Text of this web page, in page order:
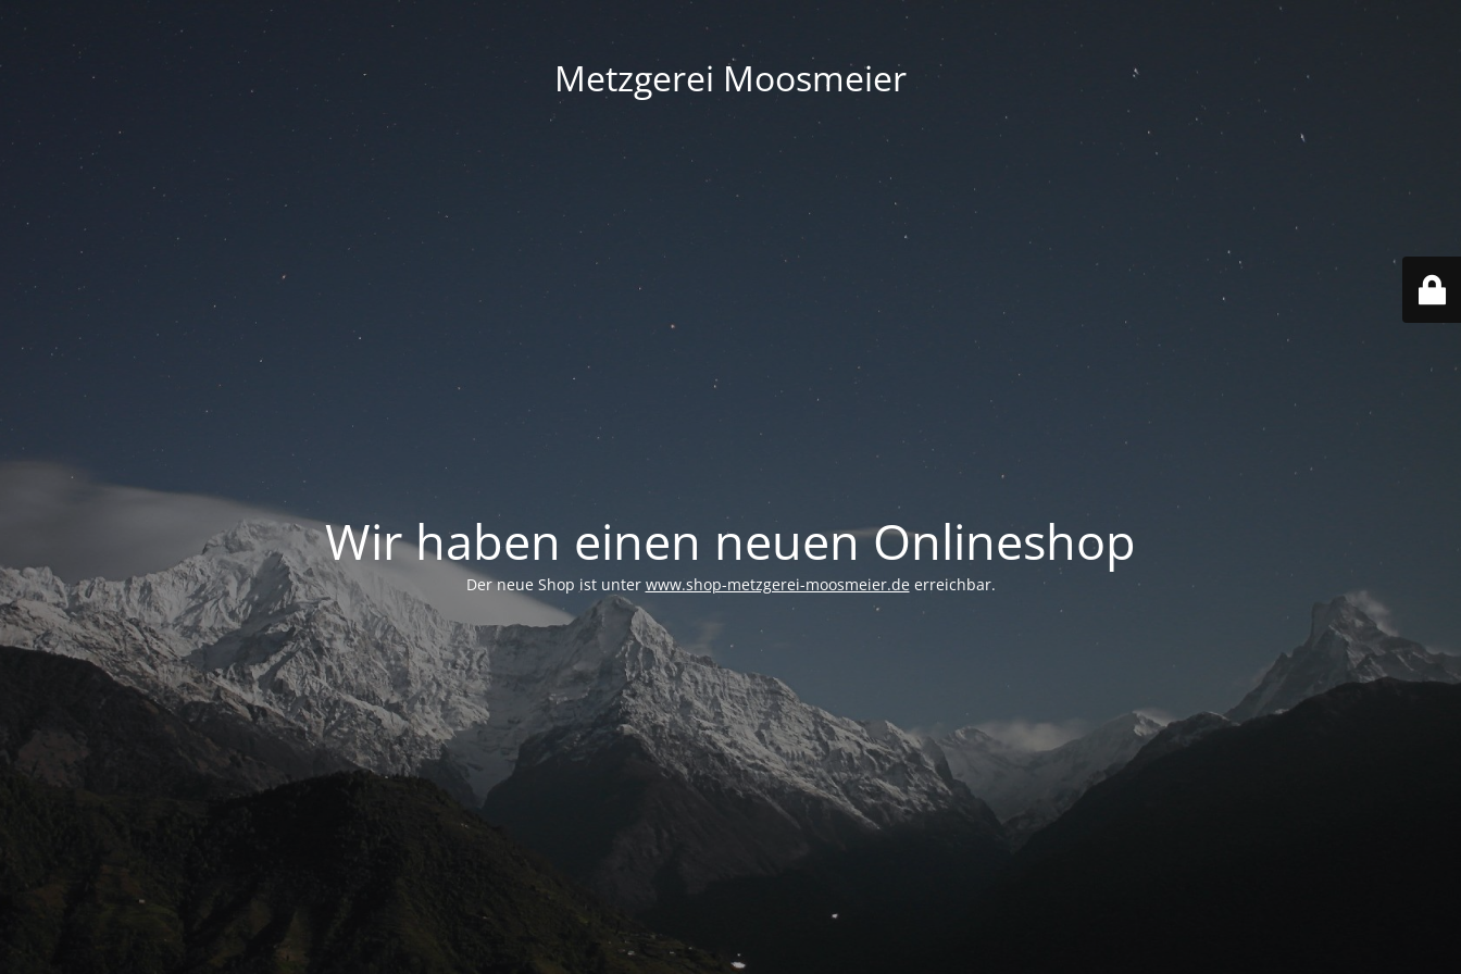
Metzgerei Moosmeier
Wir haben einen neuen Onlineshop
Der neue Shop ist unter www.shop-metzgerei-moosmeier.deerreichbar.